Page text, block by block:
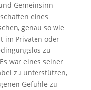
Gemeinsinn
eines
genau so wie
im Privaten oder
zu
war eines seiner
zu unterstützen,
Gefühle zu